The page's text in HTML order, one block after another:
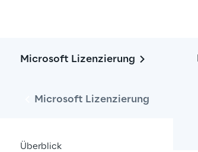
Microsoft Lizenzierung
Microsoft Lizenzierung
Überblick